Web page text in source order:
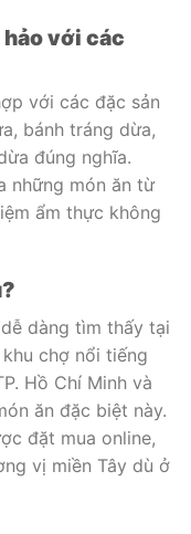
với các
với các đặc sản
bánh tráng dừa,
đúng nghĩa.
những món ăn từ
ẩm thực không
dàng tìm thấy tại
chợ nổi tiếng
Hồ Chí Minh và
ăn đặc biệt này.
đặt mua online,
vị miền Tây dù ở